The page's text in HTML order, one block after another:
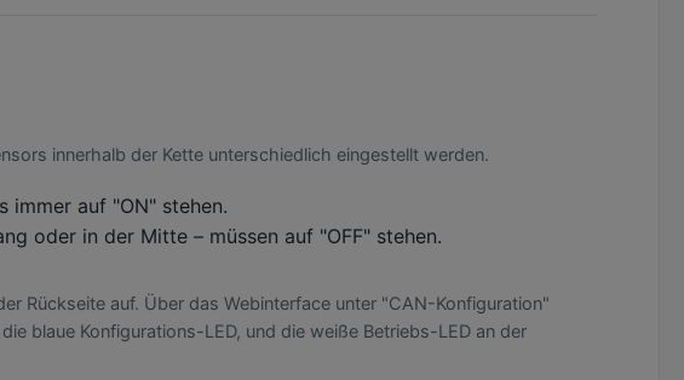
innerhalb der Kette unterschiedlich eingestellt werden.
immer auf "ON" stehen.
oder in der Mitte – müssen auf "OFF" stehen.
Rückseite auf. Über das Webinterface unter "CAN-Konfiguration"
blaue Konfigurations-LED, und die weiße Betriebs-LED an der